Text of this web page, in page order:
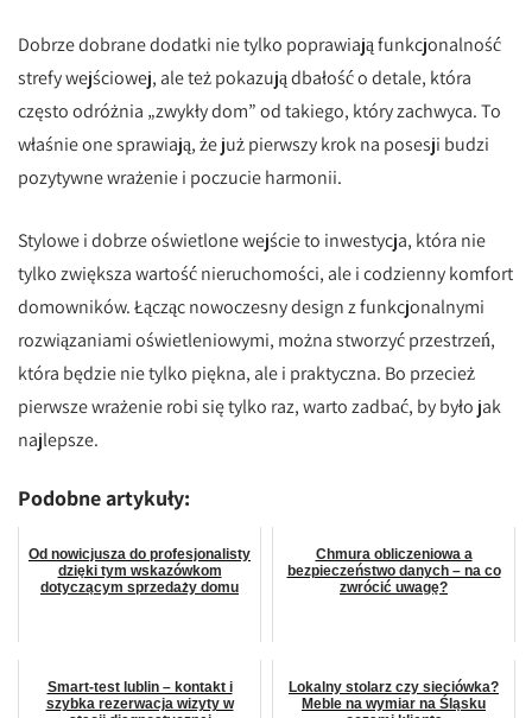
Dobrze dobrane dodatki nie tylko poprawiają funkcjonalność
strefy wejściowej, ale też pokazują dbałość o detale, która
często odróżnia „zwykły dom” od takiego, który zachwyca. To
właśnie one sprawiają, że już pierwszy krok na posesji budzi
pozytywne wrażenie i poczucie harmonii.
Stylowe i dobrze oświetlone wejście to inwestycja, która nie
tylko zwiększa wartość nieruchomości, ale i codzienny komfort
domowników. Łącząc nowoczesny design z funkcjonalnymi
rozwiązaniami oświetleniowymi, można stworzyć przestrzeń,
która będzie nie tylko piękna, ale i praktyczna. Bo przecież
pierwsze wrażenie robi się tylko raz, warto zadbać, by było jak
najlepsze.
Podobne artykuły:
Od nowicjusza do profesjonalisty
dzięki tym wskazówkom
dotyczącym sprzedaży domu
Chmura obliczeniowa a
bezpieczeństwo danych – na co
zwrócić uwagę?
Smart-test lublin – kontakt i
szybka rezerwacja wizyty w
Lokalny stolarz czy sieciówka?
Meble na wymiar na Śląsku